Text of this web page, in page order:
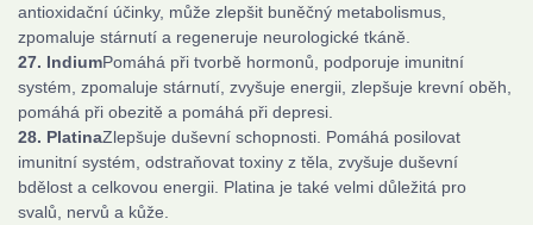
antioxidační účinky, může zlepšit buněčný metabolismus,
zpomaluje stárnutí a regeneruje neurologické tkáně.
27. IndiumPomáhá při tvorbě hormonů, podporuje imunitní
systém, zpomaluje stárnutí, zvyšuje energii, zlepšuje krevní oběh,
pomáhá při obezitě a pomáhá při depresi.
28. PlatinaZlepšuje duševní schopnosti. Pomáhá posilovat
imunitní systém, odstraňovat toxiny z těla, zvyšuje duševní
bdělost a celkovou energii. Platina je také velmi důležitá pro
svalů, nervů a kůže.